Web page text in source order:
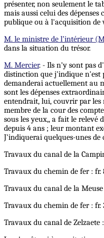
présenter, non seulement le
mais aussi celui des
publique ou à l'acquisition de
M. le ministre de l’intérieur
dans la situation du trésor.
M. Mercier. - Ils n'y sont pas
distinction que j'indique n'est
demanderai actuellement au
sont les dépenses
entendrait, lui, couvrir par les
membre de la cour des
sous les yeux,, a fait le relevé
depuis 4 ans ; leur montant
J'indiquerai quelques-unes de
Travaux du canal de la
Travaux du chemin de fer : fr.
Travaux du canal de la
Travaux du chemin de fer : fr.
Travaux du canal de Zelzaete :